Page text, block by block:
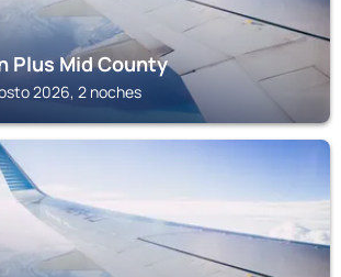
Plus Mid County
2026, 2 noches